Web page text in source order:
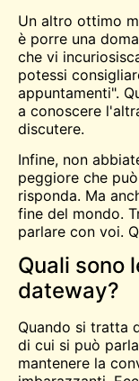
Un altro ottimo
è porre una
che vi
potessi
appuntamenti".
a conoscere
discutere.
Infine, non
peggiore che
risponda. Ma
fine del mondo.
parlare con voi.
Quali sono
dateway?
Quando si tratta
di cui si può
mantenere la